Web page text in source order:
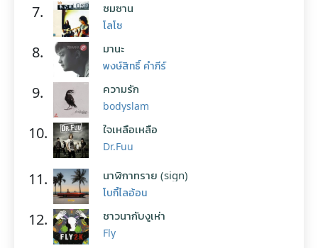
7. ซมซาน
โลโซ
8. มานะ
พงษ์สิทธิ์ คำภีร์
9. ความรัก
bodyslam
10. ใจเหลือเหลือ
Dr.Fuu
11. นาฬิกาทราย (sign)
โบกี้ไลอ้อน
12. ชาวนากับงูเห่า
Fly